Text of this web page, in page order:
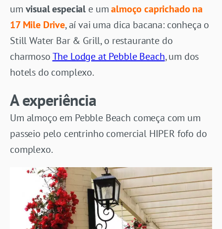
um visual especial e umalmoço caprichado na
17 Mile Drive, aí vai uma dica bacana: conheça o
Still Water Bar & Grill, o restaurante do
charmosoThe Lodge at Pebble Beach, um dos
hotels do complexo.
A experiência
Um almoço em Pebble Beach começa com um
passeio pelo centrinho comercial HIPER fofo do
complexo.